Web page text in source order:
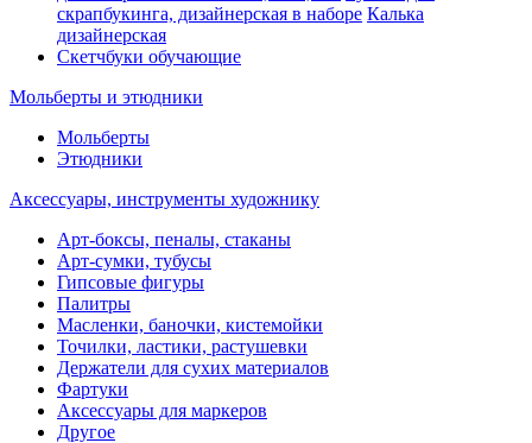
скрапбукинга, дизайнерская в наборе Калька
дизайнерская
Скетчбуки обучающие
Мольберты и этюдники
Мольберты
Этюдники
Аксессуары, инструменты художнику
Арт-боксы, пеналы, стаканы
Арт-сумки, тубусы
Гипсовые фигуры
Палитры
Масленки, баночки, кистемойки
Точилки, ластики, растушевки
Держатели для сухих материалов
Фартуки
Аксессуары для маркеров
Другое